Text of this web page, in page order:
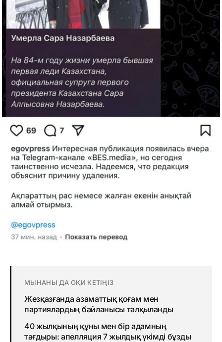
МЫНАНЫ ДА ОҚИ КЕТІҢІЗ
Жезқазғанда азаматтық қоғам мен
партиялардың байланысы талқыланды
40 жылқының құны мен бір адамның
тағдыры: апелляция 7 жылдық үкімді бұзды